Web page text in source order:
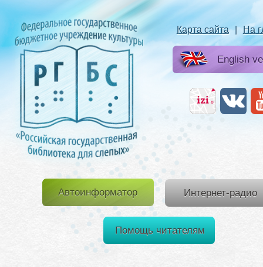
Карта сайта | На
English
Автоинформатор Интернет-радио
Помощь читателям